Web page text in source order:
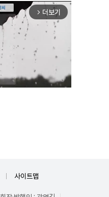
arrow_forward_ios 더보기
사이트맵